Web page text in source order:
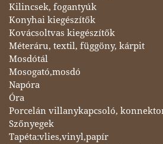
Kilincsek, fogantyúk
Konyhai kiegészítők
Kovácsoltvas kiegészítők
Méteráru, textil, függöny, kárpit
Mosdótál
Mosogató,mosdó
Napóra
Óra
Porcelán villanykapcsoló,
Szőnyegek
Tapéta:vlies,vinyl,papír